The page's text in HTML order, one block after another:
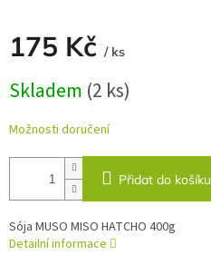
175 Kč / ks
cena:
Skladem (2 ks)
Možnosti doručení
Přidat do košíku
Sója MUSO MISO HATCHO 400g
Detailní informace